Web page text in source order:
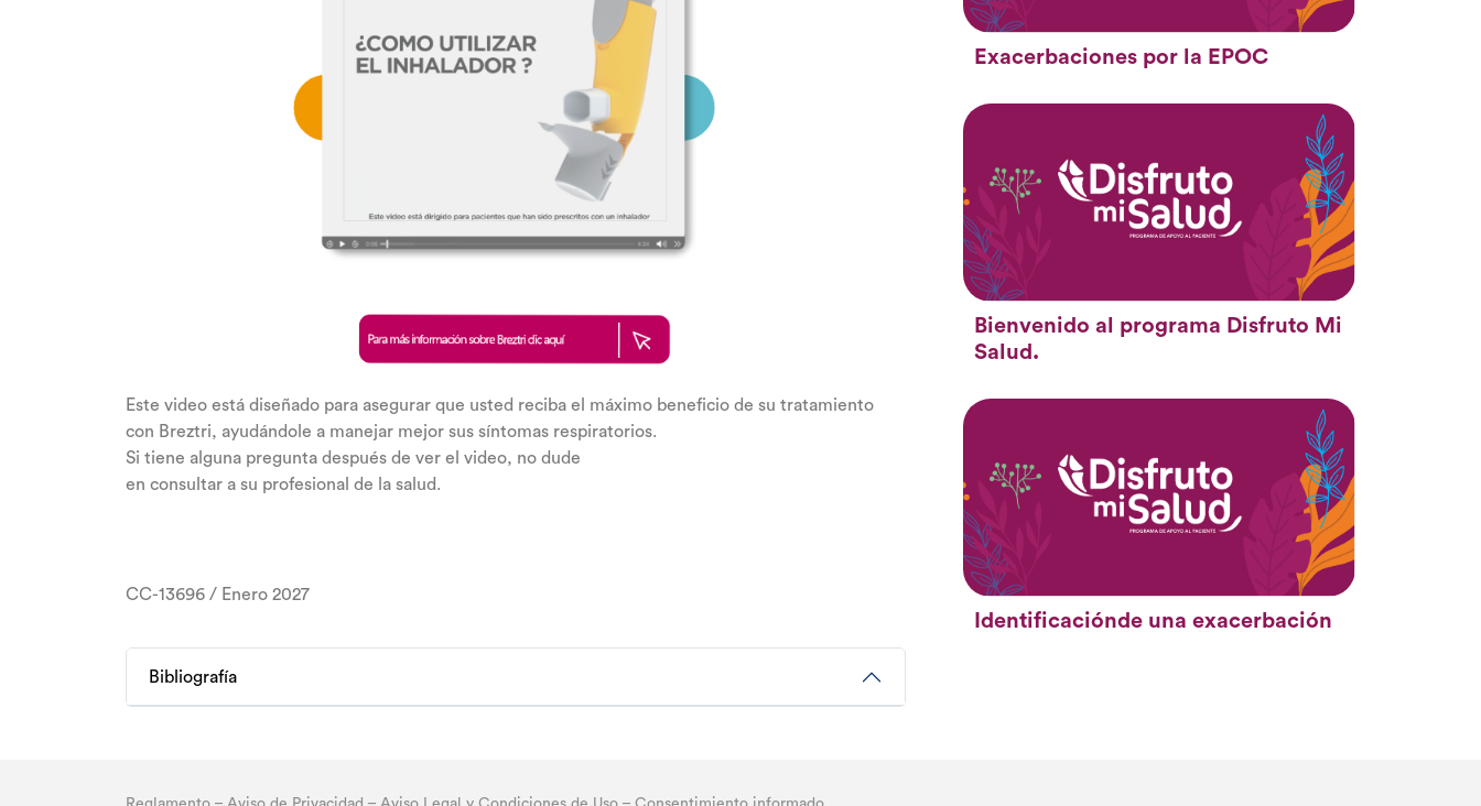
Este video está diseñado para asegurar que usted reciba el máximo beneficio de su tratamiento
con Breztri, ayudándole a manejar mejor sus síntomas respiratorios.
Si tiene alguna pregunta después de ver el video, no dude
en consultar a su profesional de la salud.
CC-13696 / Enero 2027
Bibliografía
Exacerbaciones por la EPOC
Bienvenido al programa Disfruto Mi
Salud.
Identificaciónde una exacerbación